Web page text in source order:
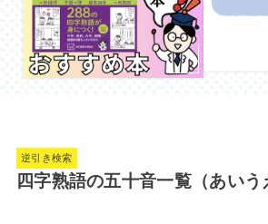
逆引き検索
四字熟語の五十音一覧（あいう